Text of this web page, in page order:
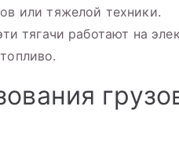
или тяжелой техники.
тягачи работают на